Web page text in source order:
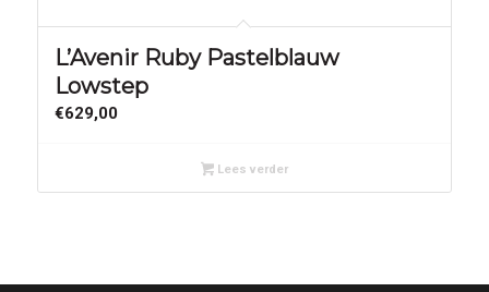
L’Avenir Ruby Pastelblauw
Lowstep
€629,00
Lees verder